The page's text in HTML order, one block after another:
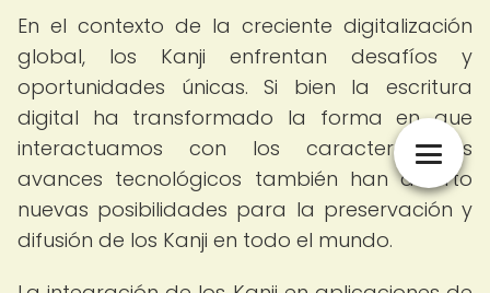
En el contexto de la creciente digitalización
global, los Kanji enfrentan desafíos y
oportunidades únicas. Si bien la escritura
digital ha transformado la forma en que
interactuamos con los caracteres, los
avances tecnológicos también han abierto
nuevas posibilidades para la preservación y
difusión de los Kanji en todo el mundo.